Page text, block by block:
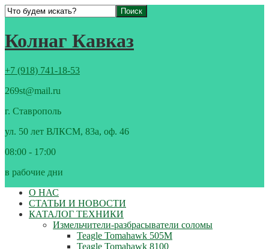
Колнаг Кавказ
+7 (918) 741-18-53
269st@mail.ru
г. Ставрополь
ул. 50 лет ВЛКСМ, 83а, оф. 46
08:00 - 17:00
в рабочие дни
О НАС
СТАТЬИ И НОВОСТИ
КАТАЛОГ ТЕХНИКИ
Измельчители-разбрасыватели соломы
Teagle Tomahawk 505M
Teagle Tomahawk 8100